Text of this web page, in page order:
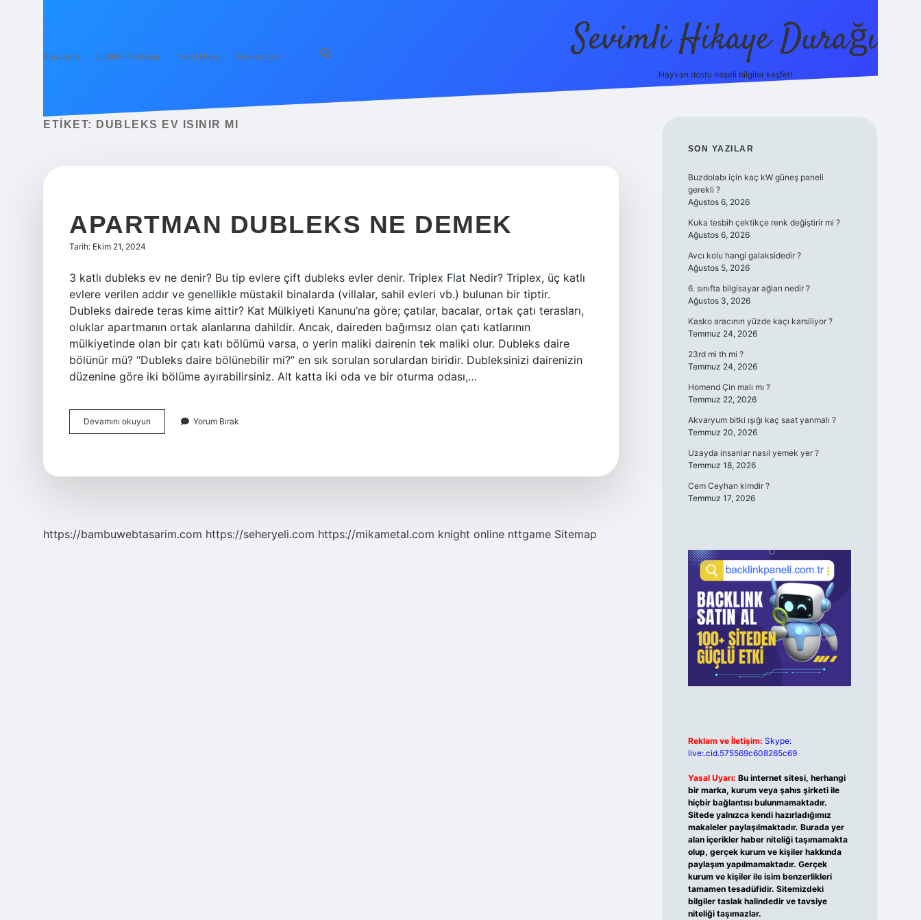
Anasayfa Gizlilik Politikası Yasal Uyarı Hakkımızda Sevimli Hikaye Durağı
Hayvan dostu neşeli bilgiler keşfet!
ETIKET: DUBLEKS EV ISINIR MI
APARTMAN DUBLEKS NE DEMEK
Tarih: Ekim 21, 2024
3 katlı dubleks ev ne denir? Bu tip evlere çift dubleks evler denir. Triplex Flat Nedir? Triplex, üç katlı
evlere verilen addır ve genellikle müstakil binalarda (villalar, sahil evleri vb.) bulunan bir tiptir.
Dubleks dairede teras kime aittir? Kat Mülkiyeti Kanunu’na göre; çatılar, bacalar, ortak çatı terasları,
oluklar apartmanın ortak alanlarına dahildir. Ancak, daireden bağımsız olan çatı katlarının
mülkiyetinde olan bir çatı katı bölümü varsa, o yerin maliki dairenin tek maliki olur. Dubleks daire
bölünür mü? “Dubleks daire bölünebilir mi?” en sık sorulan sorulardan biridir. Dubleksinizi dairenizin
düzenine göre iki bölüme ayırabilirsiniz. Alt katta iki oda ve bir oturma odası,…
Devamını okuyun Apartman
Dubleks
Yorum Bırak
https://bambuwebtasarim.com https://seheryeli.com https://mikametal.com knight online nttgame Sitemap
SIDEBAR
SON YAZILAR
Buzdolabı için kaç kW güneş paneli
gerekli ?
Ağustos 6, 2026
Kuka tesbih çektikçe renk değiştirir mi ?
Ağustos 6, 2026
Avcı kolu hangi galaksidedir ?
Ağustos 5, 2026
6. sınıfta bilgisayar ağları nedir ?
Ağustos 3, 2026
Kasko aracının yüzde kaçı karsiliyor ?
Temmuz 24, 2026
23rd mi th mi ?
Temmuz 24, 2026
Homend Çin malı mı ?
Temmuz 22, 2026
Akvaryum bitki ışığı kaç saat yanmalı ?
Temmuz 20, 2026
Uzayda insanlar nasıl yemek yer ?
Temmuz 18, 2026
Cem Ceyhan kimdir ?
Temmuz 17, 2026
Reklam ve İletişim: Skype:
live:.cid.575569c608265c69
Yasal Uyarı: Bu internet sitesi, herhangi
bir marka, kurum veya şahıs şirketi ile
hiçbir bağlantısı bulunmamaktadır.
Sitede yalnızca kendi hazırladığımız
makaleler paylaşılmaktadır. Burada yer
alan içerikler haber niteliği taşımamakta
olup, gerçek kurum ve kişiler hakkında
paylaşım yapılmamaktadır. Gerçek
kurum ve kişiler ile isim benzerlikleri
tamamen tesadüfidir. Sitemizdeki
bilgiler taslak halindedir ve tavsiye
niteliği taşımazlar.